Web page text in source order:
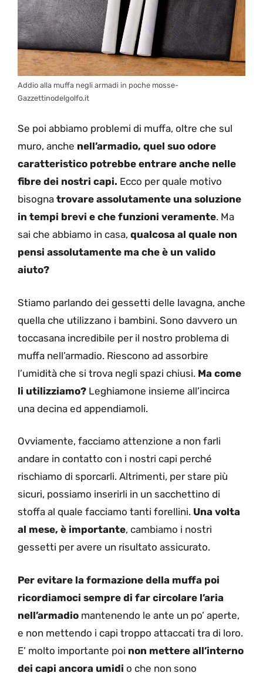
Addio alla muffa negli armadi in poche mosse-
Gazzettinodelgolfo.it
Se poi abbiamo problemi di muffa, oltre che sul
muro, anche nell’armadio, quel suo odore
caratteristico potrebbe entrare anche nelle
fibre dei nostri capi. Ecco per quale motivo
bisogna trovare assolutamente una soluzione
in tempi brevi e che funzioni veramente. Ma
sai che abbiamo in casa, qualcosa al quale non
pensi assolutamente ma che è un valido
aiuto?
Stiamo parlando dei gessetti delle lavagna, anche
quella che utilizzano i bambini. Sono davvero un
toccasana incredibile per il nostro problema di
muffa nell’armadio. Riescono ad assorbire
l’umidità che si trova negli spazi chiusi. Ma come
li utilizziamo? Leghiamone insieme all’incirca
una decina ed appendiamoli.
Ovviamente, facciamo attenzione a non farli
andare in contatto con i nostri capi perché
rischiamo di sporcarli. Altrimenti, per stare più
sicuri, possiamo inserirli in un sacchettino di
stoffa al quale facciamo tanti forellini. Una volta
al mese, è importante, cambiamo i nostri
gessetti per avere un risultato assicurato.
Per evitare la formazione della muffa poi
ricordiamoci sempre di far circolare l’aria
nell’armadio mantenendo le ante un po’ aperte,
e non mettendo i capi troppo attaccati tra di loro.
E’ molto importante poi non mettere all’interno
dei capi ancora umidi o che non sono